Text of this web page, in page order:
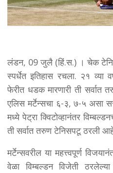
लंडन, 09 जुलै (हिं.स.) । चेक
स्पर्धेत इतिहास रचला. २१ व्या
फेरीत धडक मारणारी ती
एलिस मर्टेन्सचा ६-३, ७-५ असा
मध्ये पेट्रा क्विटोव्हानंतर
ती सर्वात तरुण टेनिसपटू ठरली
मर्टेन्सवरील या महत्त्वपूर्ण
वेळा विम्बल्डन विजेती ठरलेल्या